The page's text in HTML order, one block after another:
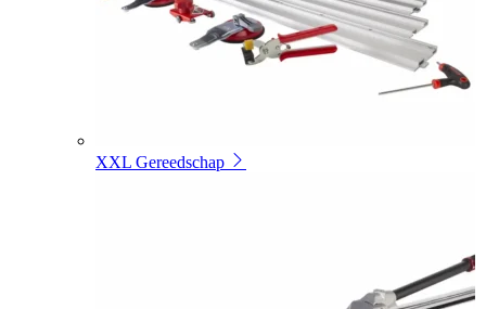
XXL Gereedschap